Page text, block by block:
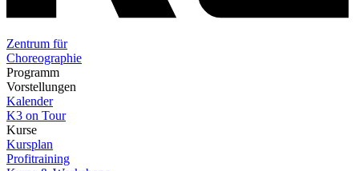
Zentrum für
Choreographie
Programm
Vorstellungen
Kalender
K3 on Tour
Kurse
Kursplan
Profitraining